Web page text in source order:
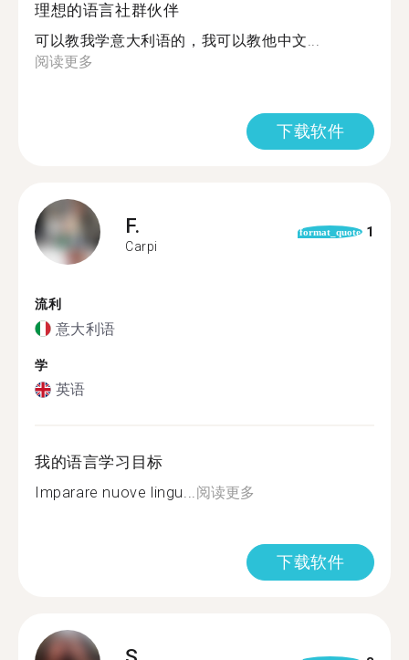
理想的语言社群伙伴
可以教我学意大利语的，我可以教他中文...
阅读更多
下载软件
F.
Carpi
format_quote 1
流利
意大利语
学
英语
我的语言学习目标
Imparare nuove lingu...阅读更多
下载软件